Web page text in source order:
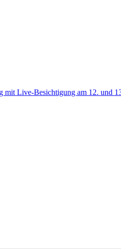
mit Live-Besichtigung am 12. und